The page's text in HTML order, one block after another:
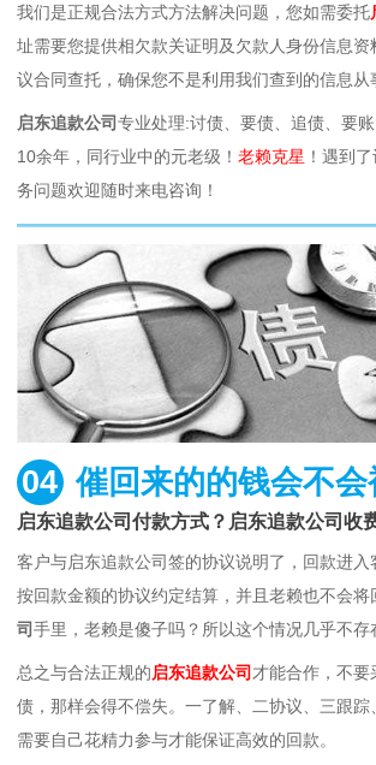
我们是正规合法方式方法解决问题，您如需委托
址需要您提供相欠款关证明及欠款人身份信息
议合同查托，确保您不是利用我们查到的信息从
启东追款公司专业处理:讨债、要债、追债、要
10余年，同行业中的元老级！ 老赖克星 ！遇到
务问题欢迎随时来电咨询！
04 催回来的的钱会不会
启东追款公司付款方式？启东追款公司收
客户与启东追款公司签的协议说明了，回款进入
按回款金额的协议约定结算，并且老赖也不会将
司手里，老赖是傻子吗？所以这个情况几乎不存
总之与合法正规的启东追款公司才能合作，不要
债，那样会得不偿失。一了解、二协议、三跟
需要自己花精力参与才能保证高效的回款。